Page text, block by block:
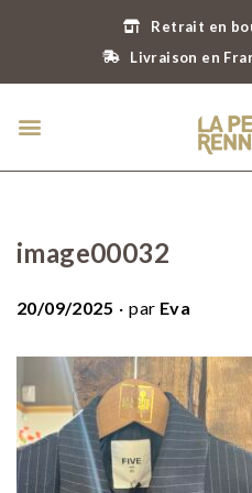
Retrait en
Livraison en
image00032
P
l
i
é
20/09/2025 par Eva